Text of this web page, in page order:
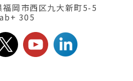
福岡市西区九大新町5-5
305